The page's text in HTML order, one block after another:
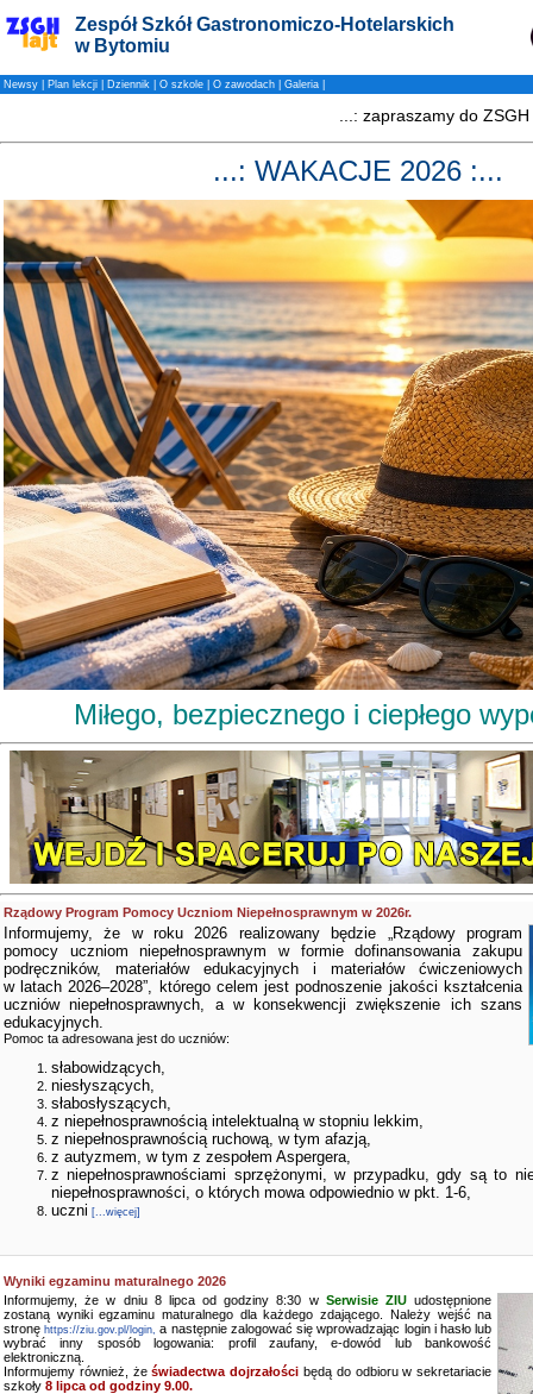
Zespół Szkół Gastronomiczo-Hotelarskich
w Bytomiu
Newsy Plan lekcji Dziennik O szkole O zawodach Galeria
...: WAKACJE 2026 :...
Miłego, bezpiecznego i ciepłego
Rządowy Program Pomocy Uczniom Niepełnosprawnym w 2026r.
Informujemy, że w roku 2026 realizowany będzie „Rządowy program
pomocy uczniom niepełnosprawnym w formie dofinansowania zakupu
podręczników, materiałów edukacyjnych i materiałów ćwiczeniowych
w latach 2026–2028”, którego celem jest podnoszenie jakości kształcenia
uczniów niepełnosprawnych, a w konsekwencji zwiększenie ich szans
edukacyjnych.
Pomoc ta adresowana jest do uczniów:
słabowidzących,
niesłyszących,
słabosłyszących,
z niepełnosprawnością intelektualną w stopniu lekkim,
z niepełnosprawnością ruchową, w tym afazją,
z autyzmem, w tym z zespołem Aspergera,
z niepełnosprawnościami sprzężonymi, w przypadku, gdy są to
niepełnosprawności, o których mowa odpowiednio w pkt. 1-6,
uczni [...więcej]
Wyniki egzaminu maturalnego 2026
Informujemy, że w dniu 8 lipca od godziny 8:30 w Serwisie ZIU udostępnione
zostaną wyniki egzaminu maturalnego dla każdego zdającego. Należy wejść na
stronęhttps://ziu.gov.pl/login, a następnie zalogować się wprowadzając login i hasło lub
wybrać inny sposób logowania: profil zaufany, e-dowód lub bankowość
elektroniczną.
Informujemy również, żeświadectwa dojrzałości będą do odbioru w sekretariacie
szkoły 8 lipca od godziny 9.00.